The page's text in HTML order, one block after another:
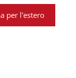
per l'estero